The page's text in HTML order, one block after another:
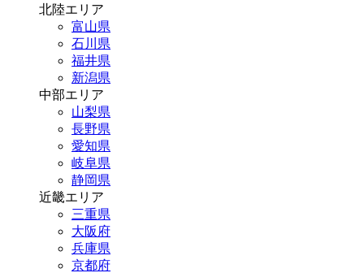
北陸エリア
富山県
石川県
福井県
新潟県
中部エリア
山梨県
長野県
愛知県
岐阜県
静岡県
近畿エリア
三重県
大阪府
兵庫県
京都府